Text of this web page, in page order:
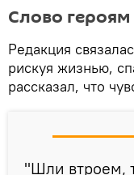
Слово героям
Редакция
рискуя жизнью,
рассказал, что
"Шли втроем,